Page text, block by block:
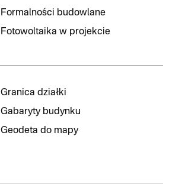
Formalności budowlane
Fotowoltaika w projekcie
Granica działki
Gabaryty budynku
Geodeta do mapy